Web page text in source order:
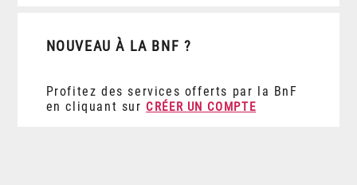
NOUVEAU À LA BNF ?
Profitez des services offerts par la BnF
en cliquant sur CRÉER UN COMPTE